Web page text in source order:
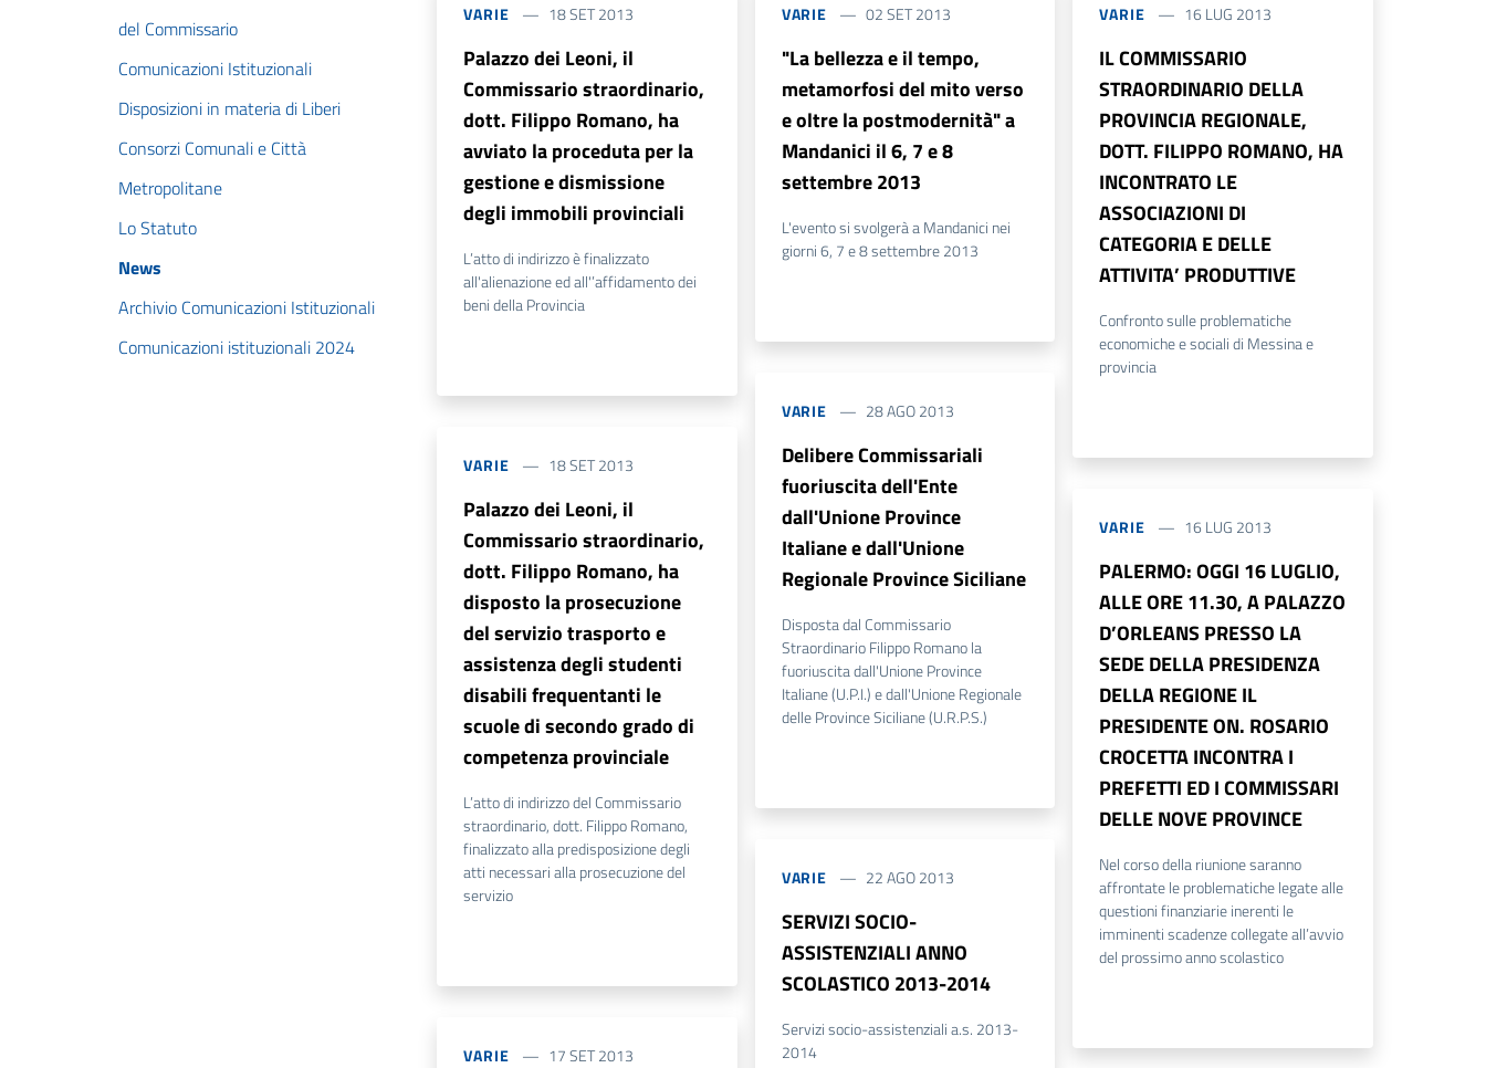
del Commissario
Comunicazioni Istituzionali
Disposizioni in materia di Liberi
Consorzi Comunali e Città
Metropolitane
Lo Statuto
News
Archivio Comunicazioni Istituzionali
Comunicazioni istituzionali 2024
VARIE 18 SET 2013
Palazzo dei Leoni, il
Commissario straordinario,
dott. Filippo Romano, ha
avviato la proceduta per la
gestione e dismissione
degli immobili provinciali
L’atto di indirizzo è finalizzato
all'alienazione ed all'’affidamento dei
beni della Provincia
VARIE 18 SET 2013
Palazzo dei Leoni, il
Commissario straordinario,
dott. Filippo Romano, ha
disposto la prosecuzione
del servizio trasporto e
assistenza degli studenti
disabili frequentanti le
scuole di secondo grado di
competenza provinciale
L’atto di indirizzo del Commissario
straordinario, dott. Filippo Romano,
finalizzato alla predisposizione degli
atti necessari alla prosecuzione del
servizio
VARIE 17 SET 2013
VARIE 02 SET 2013
"La bellezza e il tempo,
metamorfosi del mito verso
e oltre la postmodernità" a
Mandanici il 6, 7 e 8
settembre 2013
L'evento si svolgerà a Mandanici nei
giorni 6, 7 e 8 settembre 2013
VARIE 28 AGO 2013
Delibere Commissariali
fuoriuscita dell'Ente
dall'Unione Province
Italiane e dall'Unione
Regionale Province Siciliane
Disposta dal Commissario
Straordinario Filippo Romano la
fuoriuscita dall'Unione Province
Italiane (U.P.I.) e dall'Unione Regionale
delle Province Siciliane (U.R.P.S.)
VARIE 22 AGO 2013
SERVIZI SOCIO-
ASSISTENZIALI ANNO
SCOLASTICO 2013-2014
Servizi socio-assistenziali a.s. 2013-
2014
VARIE 16 LUG 2013
IL COMMISSARIO
STRAORDINARIO DELLA
PROVINCIA REGIONALE,
DOTT. FILIPPO ROMANO, HA
INCONTRATO LE
ASSOCIAZIONI DI
CATEGORIA E DELLE
ATTIVITA’ PRODUTTIVE
Confronto sulle problematiche
economiche e sociali di Messina e
provincia
VARIE 16 LUG 2013
PALERMO: OGGI 16 LUGLIO,
ALLE ORE 11.30, A PALAZZO
D’ORLEANS PRESSO LA
SEDE DELLA PRESIDENZA
DELLA REGIONE IL
PRESIDENTE ON. ROSARIO
CROCETTA INCONTRA I
PREFETTI ED I COMMISSARI
DELLE NOVE PROVINCE
Nel corso della riunione saranno
affrontate le problematiche legate alle
questioni finanziarie inerenti le
imminenti scadenze collegate all’avvio
del prossimo anno scolastico